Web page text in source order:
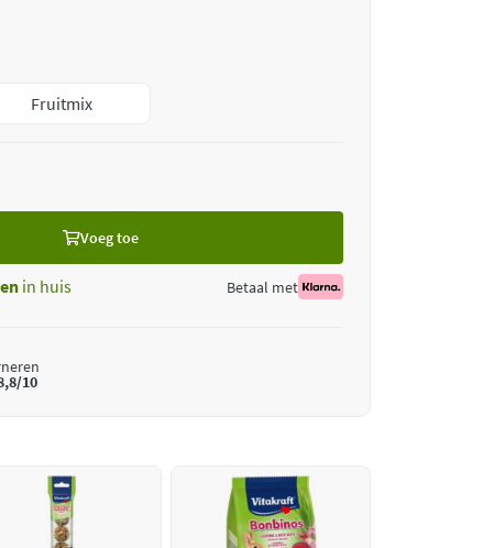
Fruitmix
Voeg toe
in huis Betaal met
10